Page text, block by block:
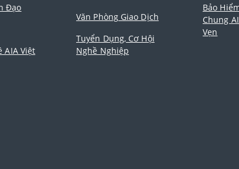
Đạo
AIA Việt
Văn Phòng Giao Dịch
Tuyển Dụng, Cơ Hội
Nghề Nghiệp
Bảo
Chung
Vẹn